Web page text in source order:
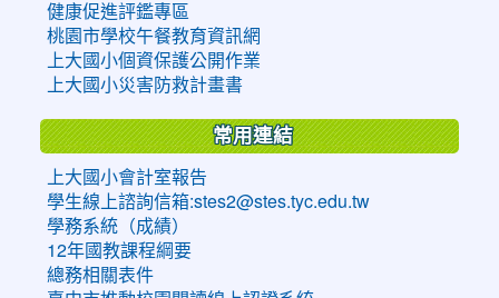
健康促進評鑑專區
桃園市學校午餐教育資訊網
上大國小個資保護公開作業
上大國小災害防救計畫書
常用連結
上大國小會計室報告
學生線上諮詢信箱:stes2@stes.tyc.edu.tw
學務系統（成績）
12年國教課程綱要
總務相關表件